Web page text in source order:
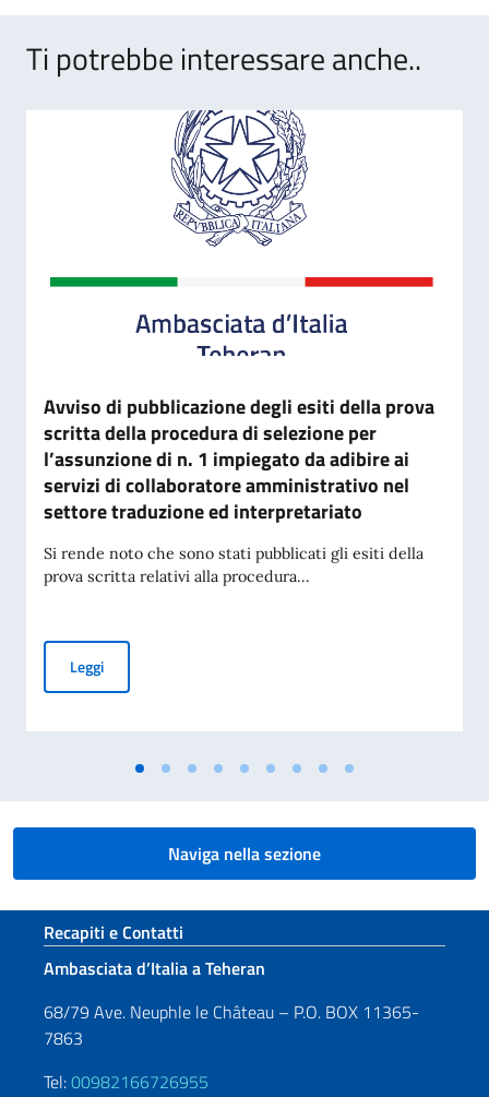
Ti potrebbe interessare anche..
Avviso di pubblicazione degli esiti della prova
scritta della procedura di selezione per
l’assunzione di n. 1 impiegato da adibire ai
servizi di collaboratore amministrativo nel
settore traduzione ed interpretariato
Si rende noto che sono stati pubblicati gli esiti della
prova scritta relativi alla procedura...
LeggiAvviso di pubblicazione degli esiti della prova scritta della
Naviga nella sezione
Sezione footer
Recapiti e Contatti
Ambasciata d’Italia a Teheran
68/79 Ave. Neuphle le Château – P.O. BOX 11365-
7863
Tel:00982166726955